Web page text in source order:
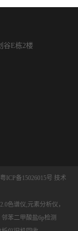
谷E栋2楼
ICP备15026015号 技术
色谱仪,元素分析仪，
苯二甲酸盐6p检测